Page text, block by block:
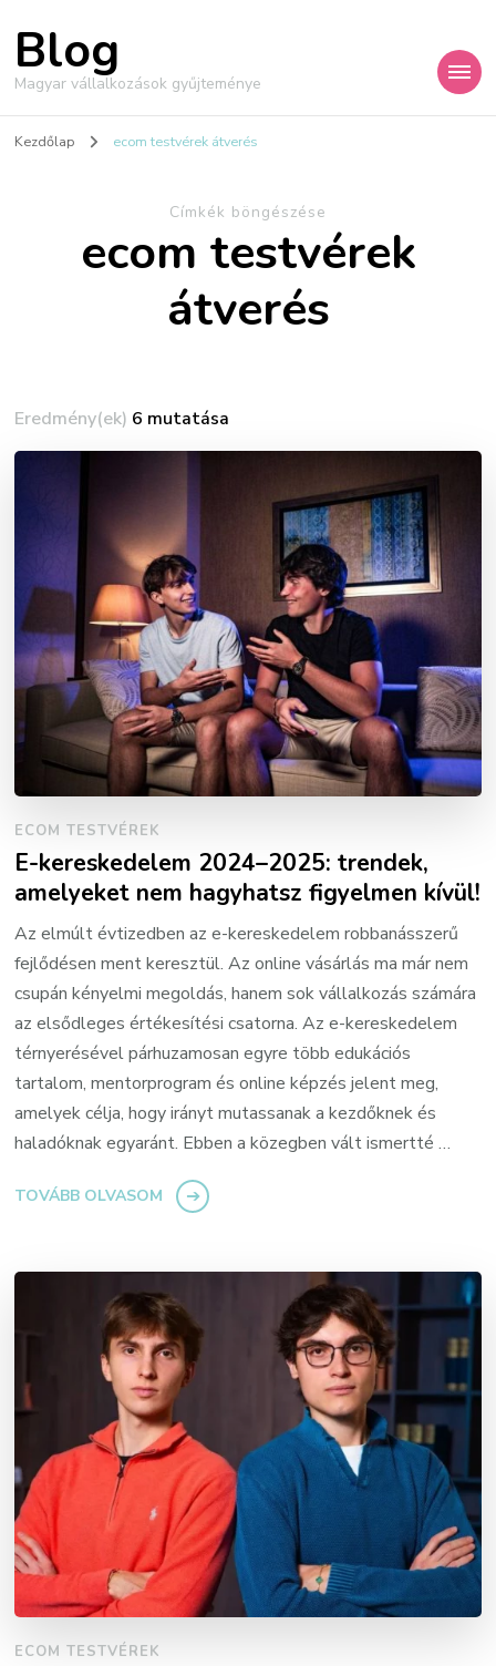
Blog
Magyar vállalkozások gyűjteménye
Kezdőlap ecom testvérek átverés
Címkék böngészése
ecom testvérek
átverés
Eredmény(ek) 6 mutatása
ECOM TESTVÉREK
E-kereskedelem 2024–2025: trendek,
amelyeket nem hagyhatsz figyelmen kívül!
Az elmúlt évtizedben az e-kereskedelem robbanásszerű
fejlődésen ment keresztül. Az online vásárlás ma már nem
csupán kényelmi megoldás, hanem sok vállalkozás számára
az elsődleges értékesítési csatorna. Az e-kereskedelem
térnyerésével párhuzamosan egyre több edukációs
tartalom, mentorprogram és online képzés jelent meg,
amelyek célja, hogy irányt mutassanak a kezdőknek és
haladóknak egyaránt. Ebben a közegben vált ismertté …
TOVÁBB OLVASOM
ECOM TESTVÉREK